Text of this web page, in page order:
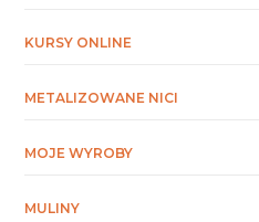
KURSY ONLINE
METALIZOWANE NICI
MOJE WYROBY
MULINY